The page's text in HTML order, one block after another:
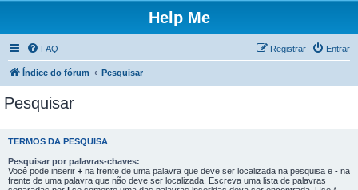
Help Me
FAQ Entrar
Registrar
Índice do fórum Pesquisar
Pesquisar
TERMOS DA PESQUISA
Pesquisar por palavras-chaves:
Você pode inserir + na frente de uma palavra que deve ser localizada na pesquisa e - na
frente de uma palavra que não deve ser localizada. Escreva uma lista de palavras